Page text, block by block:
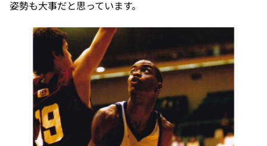
姿勢も大事だと思っています。